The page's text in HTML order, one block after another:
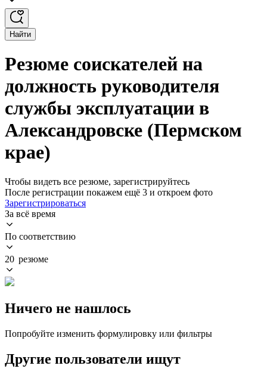
Найти
Резюме соискателей на
должность руководителя
службы эксплуатации в
Александровске (Пермском
крае)
Чтобы видеть все резюме, зарегистрируйтесь
После регистрации покажем ещё 3 и откроем фото
Зарегистрироваться
За всё время
По соответствию
20 резюме
Ничего не нашлось
Попробуйте изменить формулировку или фильтры
Другие пользователи ищут